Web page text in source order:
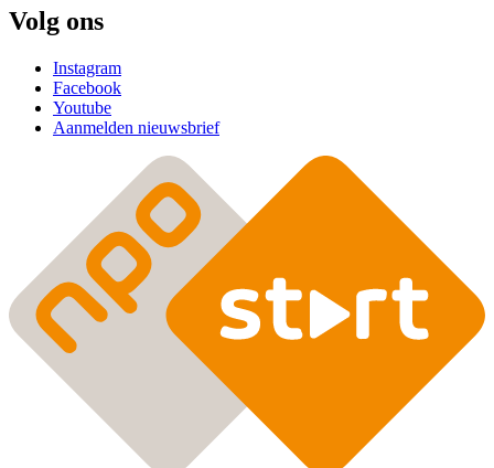
Volg ons
Instagram
Facebook
Youtube
Aanmelden nieuwsbrief